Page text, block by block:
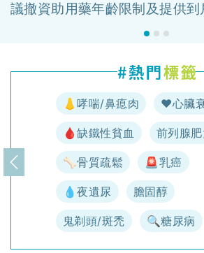
議撤資助用藥年齡限制及提供到
👃哮喘/鼻瘜肉 ♥️心臟
🩸缺鐵性貧血 前列腺
🦴骨質疏鬆 🚨乳癌
💧夜遺尿 膽固醇
鬼剃頭/斑禿 🔍糖尿病
上一頁